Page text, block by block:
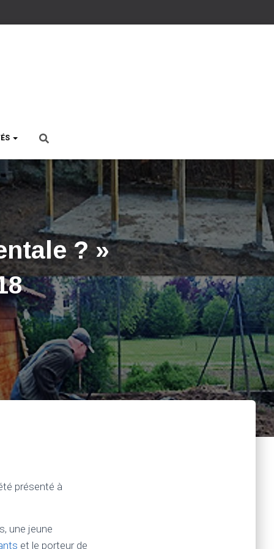
? »
présenté à
une jeune
et le porteur de